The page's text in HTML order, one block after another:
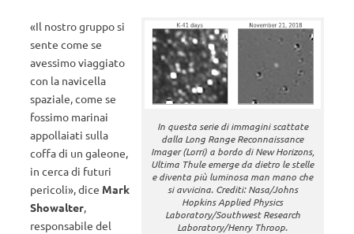
In questa serie di immagini scattate
dalla Long Range Reconnaissance
Imager (Lorri) a bordo di New Horizons,
Ultima Thule emerge da dietro le stelle
e diventa più luminosa man mano che
si avvicina. Crediti: Nasa/Johns
Hopkins Applied Physics
Laboratory/Southwest Research
Laboratory/Henry Throop.
«Il nostro gruppo si
sente come se
avessimo viaggiato
con la navicella
spaziale, come se
fossimo marinai
appollaiati sulla
coffa di un galeone,
in cerca di futuri
pericoli», dice Mark
Showalter,
responsabile del